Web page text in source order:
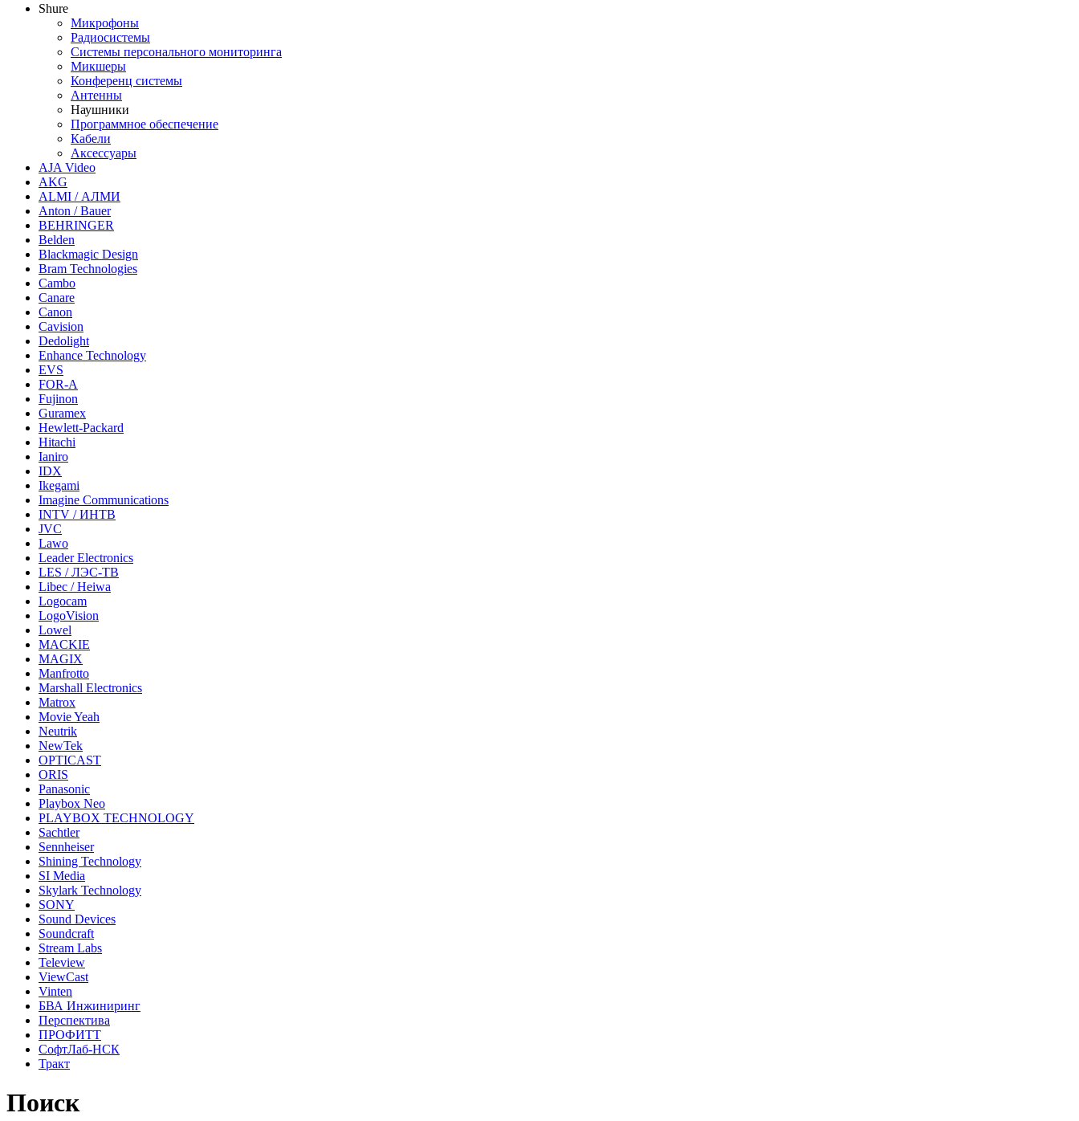
Shure
Микрофоны
Радиосистемы
Системы персонального мониторинга
Микшеры
Конференц системы
Антенны
Наушники
Программное обеспечение
Кабели
Аксессуары
AJA Video
AKG
ALMI / АЛМИ
Anton / Bauer
BEHRINGER
Belden
Blackmagic Design
Bram Technologies
Cambo
Canare
Canon
Cavision
Dedolight
Enhance Technology
EVS
FOR-A
Fujinon
Guramex
Hewlett-Packard
Hitachi
Ianiro
IDX
Ikegami
Imagine Communications
INTV / ИНТВ
JVC
Lawo
Leader Electronics
LES / ЛЭС-ТВ
Libec / Heiwa
Logocam
LogoVision
Lowel
MACKIE
MAGIX
Manfrotto
Marshall Electronics
Matrox
Movie Yeah
Neutrik
NewTek
OPTICAST
ORIS
Panasonic
Playbox Neo
PLAYBOX TECHNOLOGY
Sachtler
Sennheiser
Shining Technology
SI Media
Skylark Technology
SONY
Sound Devices
Soundcraft
Stream Labs
Teleview
ViewCast
Vinten
БВА Инжиниринг
Перспектива
ПРОФИТТ
СофтЛаб-НСК
Тракт
Поиск